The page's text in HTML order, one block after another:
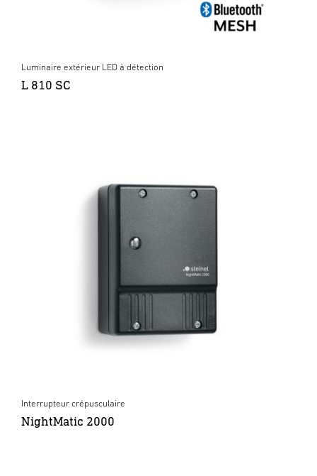
Luminaire extérieur LED à détection
L 810 SC
Interrupteur crépusculaire
NightMatic 2000